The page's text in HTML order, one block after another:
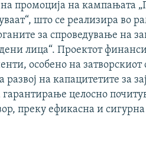
промоција на кампањата
што се реализира во
за спроведување на
лица“. Проектот
особено на затворскиот
на капацитетите за
целосно
преку ефикасна и